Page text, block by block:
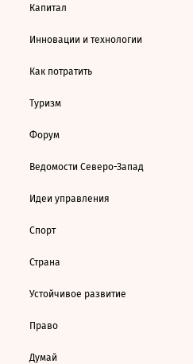
Капитал
Инновации и технологии
Как потратить
Туризм
Форум
Ведомости Северо-Запад
Идеи управления
Спорт
Страна
Устойчивое развитие
Право
Думай